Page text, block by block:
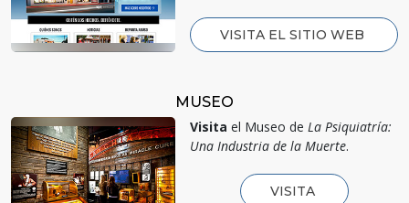
VISITA EL SITIO WEB
MUSEO
Visita el Museo de La Psiquiatría:
Una Industria de la Muerte.
VISITA